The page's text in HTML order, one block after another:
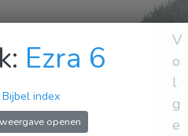
Ezra 6
index
openen
V
o
l
g
e